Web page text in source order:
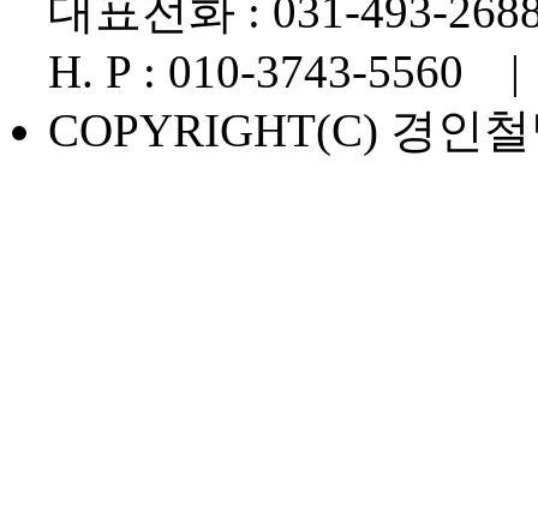
대표전화 : 031-493-
H. P : 010-3743-5560 |
COPYRIGHT(C) 경인